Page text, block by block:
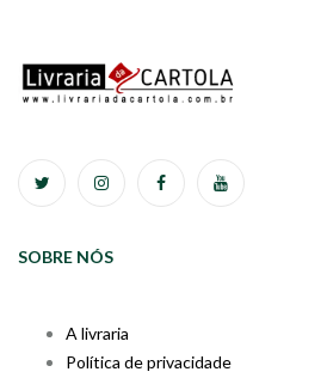
SOBRE NÓS
A livraria
Política de privacidade